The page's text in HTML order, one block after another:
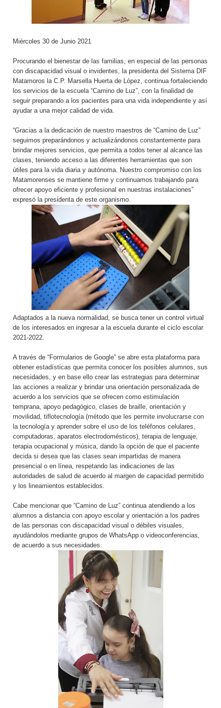
Miércoles 30 de Junio 2021
Procurando el bienestar de las familias, en especial de las personas
con discapacidad visual o invidentes, la presidenta del Sistema DIF
Matamoros la C.P. Marsella Huerta de López, continua fortaleciendo
los servicios de la escuela “Camino de Luz”, con la finalidad de
seguir preparando a los pacientes para una vida independiente y así
ayudar a una mejor calidad de vida.
“Gracias a la dedicación de nuestro maestros de “Camino de Luz”
seguimos preparándonos y actualizándonos constantemente para
brindar mejores servicios, que permita a todos tener al alcance las
clases, teniendo acceso a las diferentes herramientas que son
útiles para la vida diaria y autónoma. Nuestro compromiso con los
Matamorenses se mantiene firme y continuamos trabajando para
ofrecer apoyo eficiente y profesional en nuestras instalaciones”
expresó la presidenta de este organismo.
Adaptados a la nueva normalidad, se busca tener un control virtual
de los interesados en ingresar a la escuela durante el ciclo escolar
2021-2022.
A través de “Formularios de Google” se abre esta plataforma para
obtener estadísticas que permita conocer los posibles alumnos, sus
necesidades, y en base ello crear las estrategias para determinar
las acciones a realizar y brindar una orientación personalizada de
acuerdo a los servicios que se ofrecen como estimulación
temprana, apoyo pedagógico, clases de braille, orientación y
movilidad, tiflotecnología (método que les permite involucrarse con
la tecnología y aprender sobre el uso de los teléfonos celulares,
computadoras, aparatos electrodomésticos), terapia de lenguaje,
terapia ocupacional y música, dando la opción de que el paciente
decida si desea que las clases sean impartidas de manera
presencial o en línea, respetando las indicaciones de las
autoridades de salud de acuerdo al margen de capacidad permitido
y los lineamientos establecidos.
Cabe mencionar que “Camino de Luz” continua atendiendo a los
alumnos a distancia con apoyo escolar y orientación a los padres
de las personas con discapacidad visual o débiles visuales,
ayudándolos mediante grupos de WhatsApp o videoconferencias,
de acuerdo a sus necesidades.